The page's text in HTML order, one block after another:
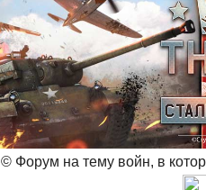
© Форум на тему войн, в